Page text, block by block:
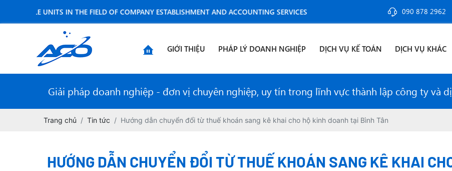
UNITS IN THE FIELD OF COMPANY ESTABLISHMENT AND ACCOUNTING SERVICES 090 878 2962
GIỚI THIỆU PHÁP LÝ DOANH NGHIỆP DỊCH VỤ KẾ TOÁN DỊCH VỤ KHÁC
Giải pháp doanh nghiệp - đơn vị chuyên nghiệp, uy tín trong lĩnh vực thành lập công ty và
Trang chủ Tin tức Hướng dẫn chuyển đổi từ thuế khoán sang kê khai cho hộ kinh doanh tại Bình Tân
HƯỚNG DẪN CHUYỂN ĐỔI TỪ THUẾ KHOÁN SANG KÊ KHAI